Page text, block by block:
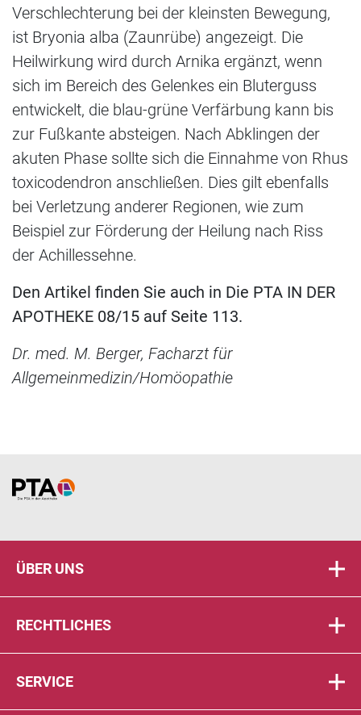
Verschlechterung bei der kleinsten Bewegung,
ist Bryonia alba (Zaunrübe) angezeigt. Die
Heilwirkung wird durch Arnika ergänzt, wenn
sich im Bereich des Gelenkes ein Bluterguss
entwickelt, die blau-grüne Verfärbung kann bis
zur Fußkante absteigen. Nach Abklingen der
akuten Phase sollte sich die Einnahme von Rhus
toxicodendron anschließen. Dies gilt ebenfalls
bei Verletzung anderer Regionen, wie zum
Beispiel zur Förderung der Heilung nach Riss
der Achillessehne.
Den Artikel finden Sie auch in Die PTA IN DER
APOTHEKE 08/15 auf Seite 113.
Dr. med. M. Berger, Facharzt für
Allgemeinmedizin/Homöopathie
Home
ÜBER UNS
RECHTLICHES
SERVICE